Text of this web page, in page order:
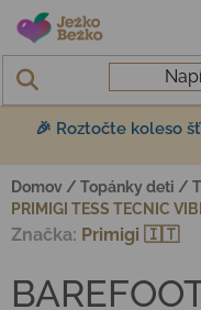
Prejsť na obsah
🎉 Roztočte koleso
Domov / Topánky deti /
PRIMIGI TESS TECNIC
Značka: Primigi 🇮🇹